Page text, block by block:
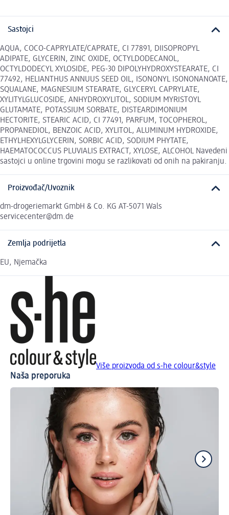
Sastojci
AQUA, COCO-CAPRYLATE/CAPRATE, CI 77891, DIISOPROPYL
ADIPATE, GLYCERIN, ZINC OXIDE, OCTYLDODECANOL,
OCTYLDODECYL XYLOSIDE, PEG-30 DIPOLYHYDROXYSTEARATE, CI
77492, HELIANTHUS ANNUUS SEED OIL, ISONONYL ISONONANOATE,
SQUALANE, MAGNESIUM STEARATE, GLYCERYL CAPRYLATE,
XYLITYLGLUCOSIDE, ANHYDROXYLITOL, SODIUM MYRISTOYL
GLUTAMATE, POTASSIUM SORBATE, DISTEARDIMONIUM
HECTORITE, STEARIC ACID, CI 77491, PARFUM, TOCOPHEROL,
PROPANEDIOL, BENZOIC ACID, XYLITOL, ALUMINUM HYDROXIDE,
ETHYLHEXYLGLYCERIN, SORBIC ACID, SODIUM PHYTATE,
HAEMATOCOCCUS PLUVIALIS EXTRACT, XYLOSE, ALCOHOL Navedeni
sastojci u online trgovini mogu se razlikovati od onih na pakiranju.
Proizvođač/Uvoznik
dm-drogeriemarkt GmbH & Co. KG AT-5071 Wals
servicecenter@dm.de
Zemlja podrijetla
EU, Njemačka
Više proizvoda od s-he colour&style
Naša preporuka